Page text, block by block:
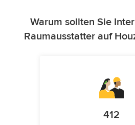
Warum sollten Sie
Raumausstatter auf
412